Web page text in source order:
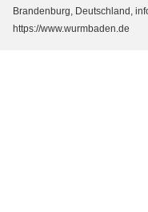
Brandenburg, Deutschland,
https://www.wurmbaden.de